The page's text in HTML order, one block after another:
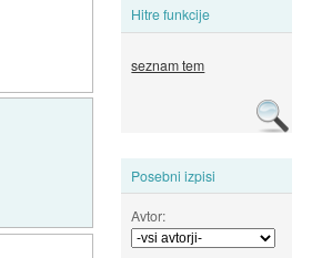
Hitre funkcije
seznam tem
Posebni izpisi
Avtor: